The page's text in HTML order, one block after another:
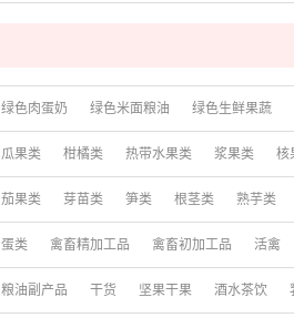
绿色肉蛋奶 绿色米面粮油 绿色生鲜果蔬
瓜果类 柑橘类 热带水果类 浆果类 核
茄果类 芽苗类 笋类 根茎类 熟芋类
蛋类 禽畜精加工品 禽畜初加工品 活禽
粮油副产品 干货 坚果干果 酒水茶饮